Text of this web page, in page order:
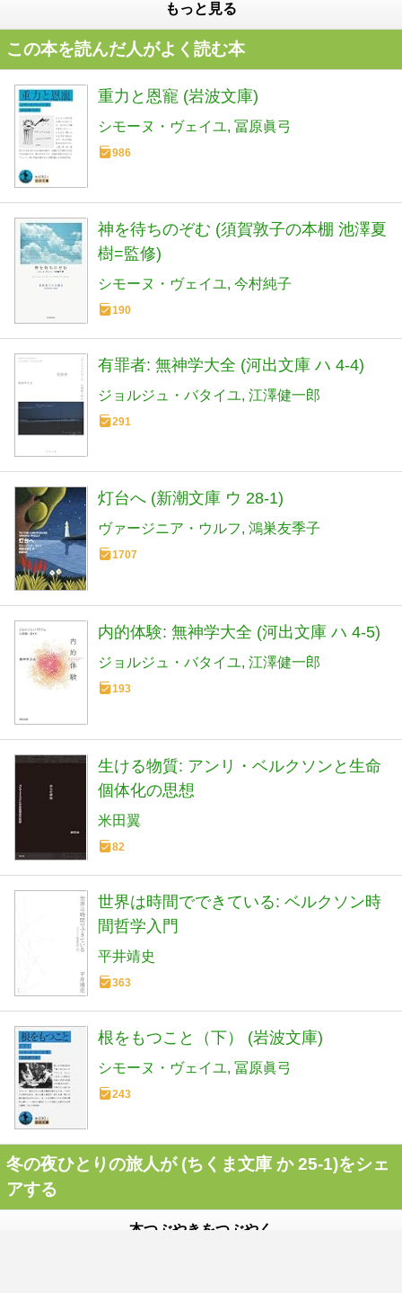
もっと見る
この本を読んだ人がよく読む本
重力と恩寵 (岩波文庫)
シモーヌ・ヴェイユ 冨原眞弓
986
神を待ちのぞむ (須賀敦子の本棚 池澤夏
樹=監修)
シモーヌ・ヴェイユ 今村純子
190
有罪者: 無神学大全 (河出文庫 ハ 4-4)
ジョルジュ・バタイユ 江澤健一郎
291
灯台へ (新潮文庫 ウ 28-1)
ヴァージニア・ウルフ 鴻巣友季子
1707
内的体験: 無神学大全 (河出文庫 ハ 4-5)
ジョルジュ・バタイユ 江澤健一郎
193
生ける物質: アンリ・ベルクソンと生命
個体化の思想
米田翼
82
世界は時間でできている: ベルクソン時
間哲学入門
平井靖史
363
根をもつこと（下） (岩波文庫)
シモーヌ・ヴェイユ 冨原眞弓
243
冬の夜ひとりの旅人が (ちくま文庫 か 25-1)をシェ
アする
本つぶやきをつぶやく